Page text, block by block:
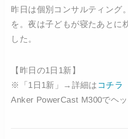
昨日は個別コンサルティング
を。夜は子どもが寝たあとに
した。
【昨日の1日1新】
※「1日1新」→詳細は コチラ
Anker PowerCast M300でヘ